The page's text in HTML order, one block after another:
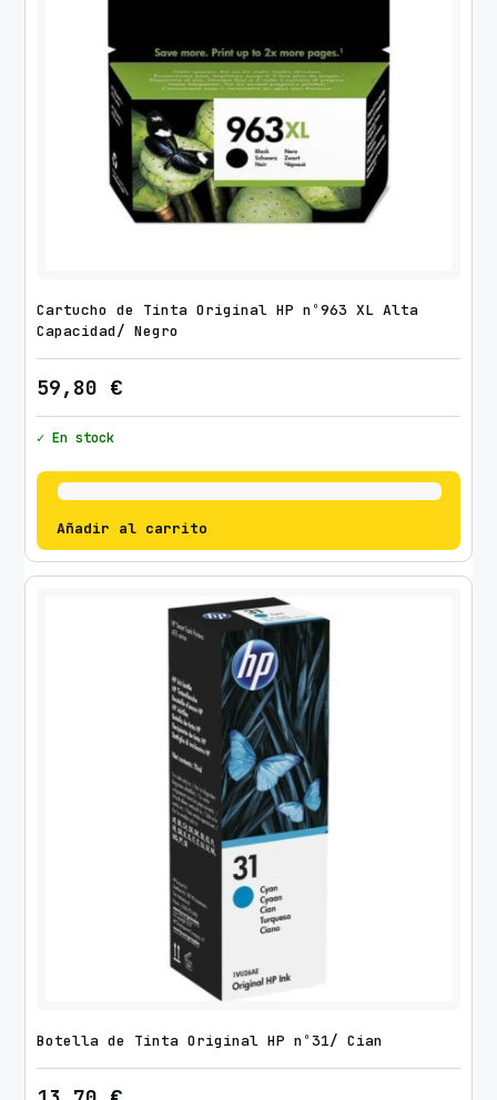
Cartucho de Tinta Original HP nº963 XL Alta
Capacidad/ Negro
59,80 €
✓ En stock
Añadir al carrito
Botella de Tinta Original HP nº31/ Cian